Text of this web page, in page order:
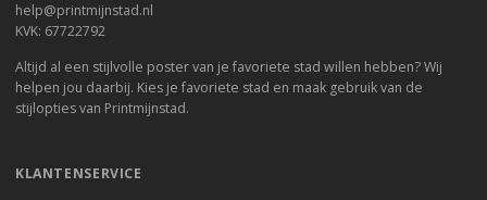
help@printmijnstad.nl
KVK: 67722792
Altijd al een stijlvolle poster van je favoriete stad willen hebben? Wij
helpen jou daarbij. Kies je favoriete stad en maak gebruik van de
stijlopties van Printmijnstad.
KLANTENSERVICE